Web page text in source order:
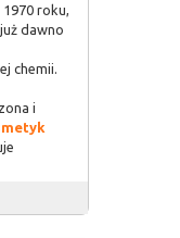
roku,
dawno
chemii.
i